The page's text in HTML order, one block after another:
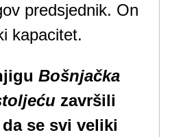
predsjednik. On
kapacitet.
Bošnjačka
završili
se svi veliki